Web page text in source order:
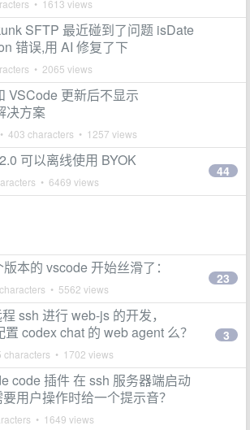
• 1613 views
SFTP 最近碰到了问题 isDate
错误,用 AI 修复了下
• 2065 views
VSCode 更新后不显示
决方案
• 403 characters • 1257 views
可以离线使用 BYOK
• 6469 views
44
本的 vscode 开始丝滑了：
• 5562 views
23
ssh 进行 web-js 的开发，
codex chat 的 web agent 么？
characters • 1702 views
3
code 插件 在 ssh 服务器端启动
用户操作时给一个提示音？
• 1649 views